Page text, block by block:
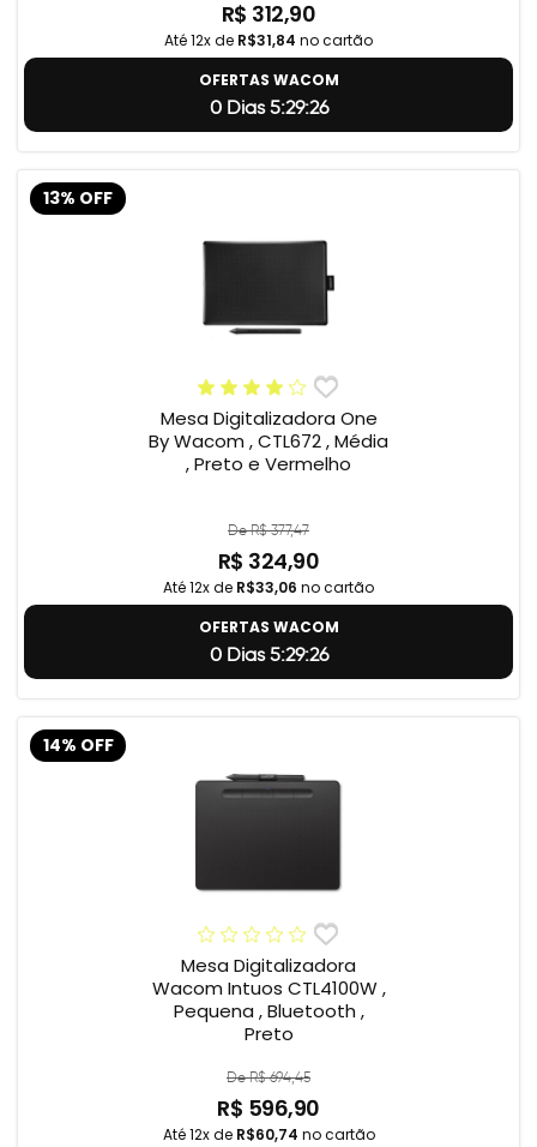
R$ 312,90
Até 12x de R$31,84 no cartão
OFERTAS WACOM
0 Dias 5:29:24
13% OFF
Mesa Digitalizadora One
By Wacom , CTL672 , Média
, Preto e Vermelho
De R$ 377,47
R$ 324,90
Até 12x de R$33,06 no cartão
OFERTAS WACOM
0 Dias 5:29:24
14% OFF
Mesa Digitalizadora
Wacom Intuos CTL4100W ,
Pequena , Bluetooth ,
Preto
De R$ 694,45
R$ 596,90
Até 12x de R$60,74 no cartão